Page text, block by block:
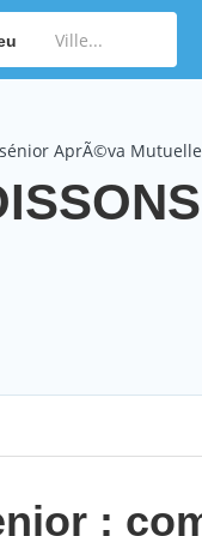
AprÃ©va Mutuelle
: